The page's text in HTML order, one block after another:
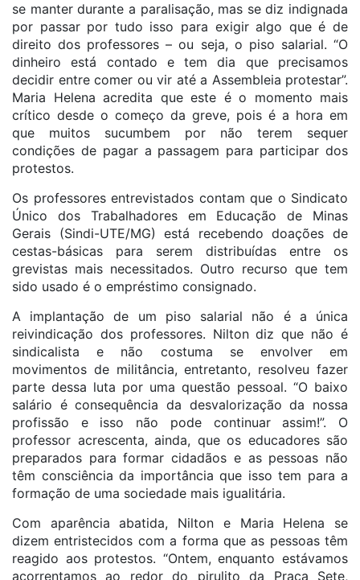
se manter durante a paralisação, mas se diz indignada
por passar por tudo isso para exigir algo que é de
direito dos professores – ou seja, o piso salarial. “O
dinheiro está contado e tem dia que precisamos
decidir entre comer ou vir até a Assembleia protestar”.
Maria Helena acredita que este é o momento mais
crítico desde o começo da greve, pois é a hora em
que muitos sucumbem por não terem sequer
condições de pagar a passagem para participar dos
protestos.
Os professores entrevistados contam que o Sindicato
Único dos Trabalhadores em Educação de Minas
Gerais (Sindi-UTE/MG) está recebendo doações de
cestas-básicas para serem distribuídas entre os
grevistas mais necessitados. Outro recurso que tem
sido usado é o empréstimo consignado.
A implantação de um piso salarial não é a única
reivindicação dos professores. Nilton diz que não é
sindicalista e não costuma se envolver em
movimentos de militância, entretanto, resolveu fazer
parte dessa luta por uma questão pessoal. “O baixo
salário é consequência da desvalorização da nossa
profissão e isso não pode continuar assim!”. O
professor acrescenta, ainda, que os educadores são
preparados para formar cidadãos e as pessoas não
têm consciência da importância que isso tem para a
formação de uma sociedade mais igualitária.
Com aparência abatida, Nilton e Maria Helena se
dizem entristecidos com a forma que as pessoas têm
reagido aos protestos. “Ontem, enquanto estávamos
acorrentamos ao redor do pirulito da Praça Sete,